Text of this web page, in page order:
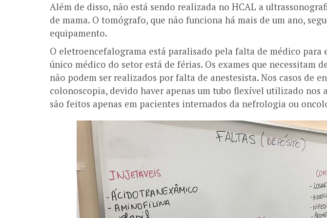
Além de disso, não está sendo realizada no HCAL a
de mama. O tomógrafo, que não funciona há mais de um ano,
equipamento.
O eletroencefalograma está paralisado pela falta de médico para
único médico do setor está de férias. Os exames que necessitam
não podem ser realizados por falta de anestesista. Nos casos de
colonoscopia, devido haver apenas um tubo flexível utilizado nos
são feitos apenas em pacientes internados da nefrologia ou